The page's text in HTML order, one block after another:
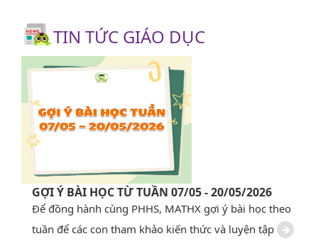
TIN TỨC GIÁO DỤC
GỢI Ý BÀI HỌC TỪ TUẦN 07/05 - 20/05/2026
Để đồng hành cùng PHHS, MATHX gợi ý bài học theo
tuần để các con tham khảo kiến thức và luyện tập